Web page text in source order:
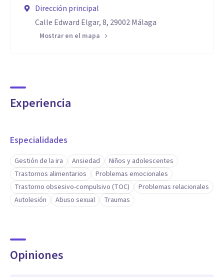
Dirección principal
Calle Edward Elgar, 8, 29002 Málaga
Mostrar en el mapa
Experiencia
Especialidades
Gestión de la ira Ansiedad
Niños y adolescentes
Trastornos alimentarios
Problemas emocionales
Trastorno obsesivo-compulsivo (TOC)
Problemas relacionales
Autolesión
Abuso sexual Traumas
Opiniones